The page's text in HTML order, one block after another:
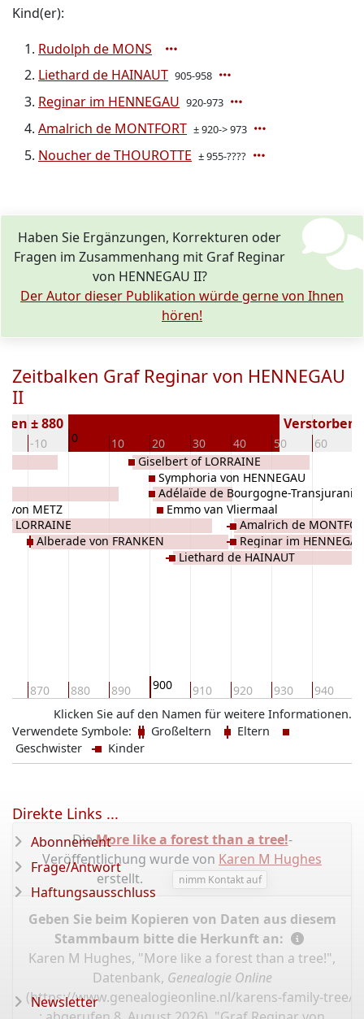
Kind(er):
Rudolph de MONS
Liethard de HAINAUT 905-958
Reginar im HENNEGAU 920-973
Amalrich de MONTFORT ± 920-> 973
Noucher de THOUROTTE ± 955-????
Haben Sie Ergänzungen, Korrekturen oder
Fragen im Zusammenhang mit Graf Reginar
von HENNEGAU II?
Der Autor dieser Publikation würde gerne von Ihnen
hören!
Zeitbalken Graf Reginar von HENNEGAU
II
-10 0 10 20 30 40 50 60
± 880 Verstorben
870 880 890 900 910 920 930 940
von METZ
LORRAINE
Alberade von FRANKEN
Giselbert of LORRAINE
Symphoria von HENNEGAU
Adélaïde de Bourgogne-Transjuranie
Emmo van Vliermaal
Liethard de HAINAUT
Amalrich de
Reginar im
Klicken Sie auf den Namen für weitere Informationen.
Verwendete Symbole:
Großeltern
Eltern
Geschwister
Kinder
DieMore like a forest than a tree!-
Veröffentlichung wurde von Karen M Hughes
erstellt.
nimm Kontakt auf
Geben Sie beim Kopieren von Daten aus diesem
Stammbaum bitte die Herkunft an:
Karen M Hughes, "More like a forest than a tree!",
Datenbank, Genealogie Online
(https://www.genealogieonline.nl/karens-family-tree/
Direkte Links ...
Abonnement
Frage/Antwort
Haftungsausschluss
Newsletter